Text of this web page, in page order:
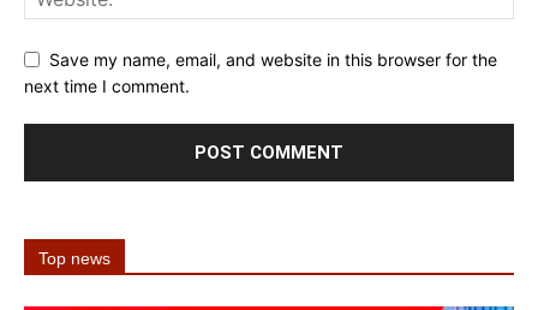
Save my name, email, and website in this browser for the
next time I comment.
Top news